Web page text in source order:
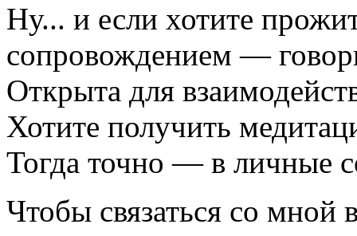
Ну... и если хотите
сопровождением —
Открыта для
Хотите получить
Тогда точно — в личные
Чтобы связаться со